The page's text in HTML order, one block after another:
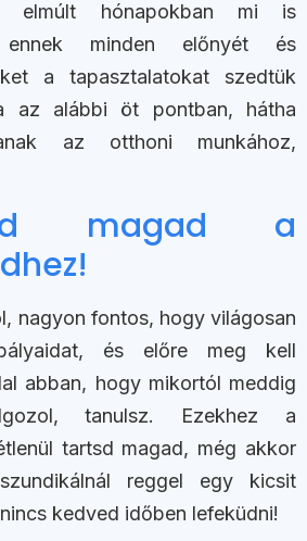
elmúlt hónapokban mi is
ennek minden előnyét és
a tapasztalatokat szedtük
az alábbi öt pontban, hátha
az otthoni munkához,
magad a
nagyon fontos, hogy világosan
és előre meg kell
abban, hogy mikortól meddig
tanulsz. Ezekhez a
tartsd magad, még akkor
reggel egy kicsit
kedved időben lefeküdni!